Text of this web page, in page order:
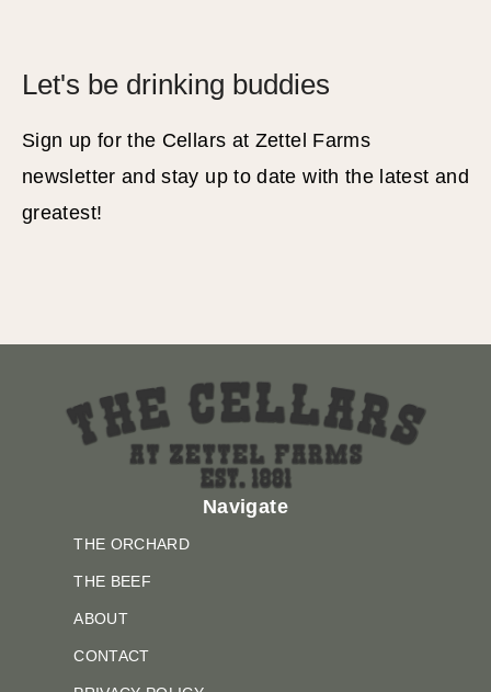
Let's be drinking buddies
Sign up for the Cellars at Zettel Farms
newsletter and stay up to date with the latest and
greatest!
Navigate
THE ORCHARD
THE BEEF
ABOUT
CONTACT